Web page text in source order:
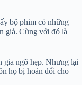
bộ phim có những
giả. Cùng với đó là
gia ngõ hẹp. Nhưng lại
họ bị hoán đổi cho